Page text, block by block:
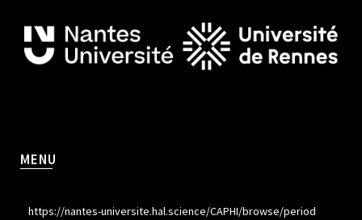
MENU
https://nantes-universite.hal.science/CAPHI/browse/period